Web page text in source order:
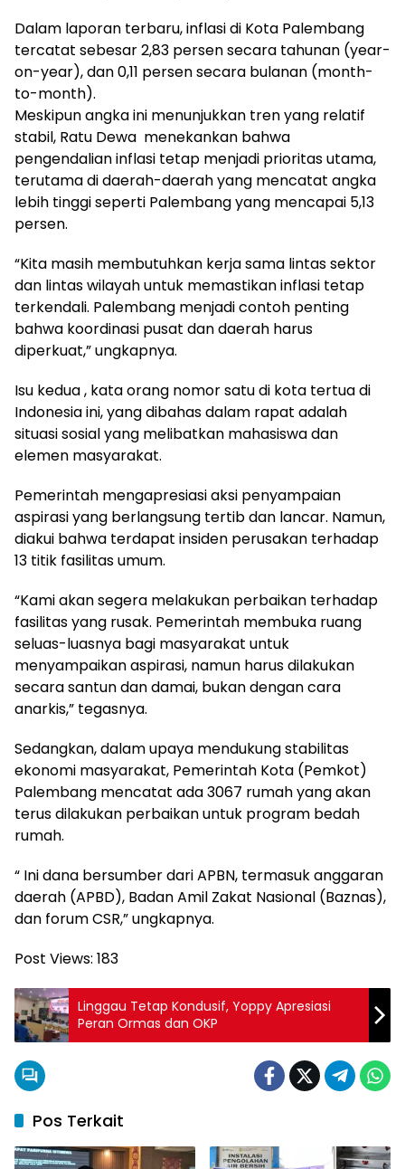
Dalam laporan terbaru, inflasi di Kota Palembang
tercatat sebesar 2,83 persen secara tahunan (year-
on-year), dan 0,11 persen secara bulanan (month-
to-month).
Meskipun angka ini menunjukkan tren yang relatif
stabil, Ratu Dewa menekankan bahwa
pengendalian inflasi tetap menjadi prioritas utama,
terutama di daerah-daerah yang mencatat angka
lebih tinggi seperti Palembang yang mencapai 5,13
persen.
“Kita masih membutuhkan kerja sama lintas sektor
dan lintas wilayah untuk memastikan inflasi tetap
terkendali. Palembang menjadi contoh penting
bahwa koordinasi pusat dan daerah harus
diperkuat,” ungkapnya.
Isu kedua , kata orang nomor satu di kota tertua di
Indonesia ini, yang dibahas dalam rapat adalah
situasi sosial yang melibatkan mahasiswa dan
elemen masyarakat.
Pemerintah mengapresiasi aksi penyampaian
aspirasi yang berlangsung tertib dan lancar. Namun,
diakui bahwa terdapat insiden perusakan terhadap
13 titik fasilitas umum.
“Kami akan segera melakukan perbaikan terhadap
fasilitas yang rusak. Pemerintah membuka ruang
seluas-luasnya bagi masyarakat untuk
menyampaikan aspirasi, namun harus dilakukan
secara santun dan damai, bukan dengan cara
anarkis,” tegasnya.
Sedangkan, dalam upaya mendukung stabilitas
ekonomi masyarakat, Pemerintah Kota (Pemkot)
Palembang mencatat ada 3067 rumah yang akan
terus dilakukan perbaikan untuk program bedah
rumah.
“ Ini dana bersumber dari APBN, termasuk anggaran
daerah (APBD), Badan Amil Zakat Nasional (Baznas),
dan forum CSR,” ungkapnya.
Post Views: 183
Linggau Tetap Kondusif, Yoppy Apresiasi
Peran Ormas dan OKP
Pos Terkait